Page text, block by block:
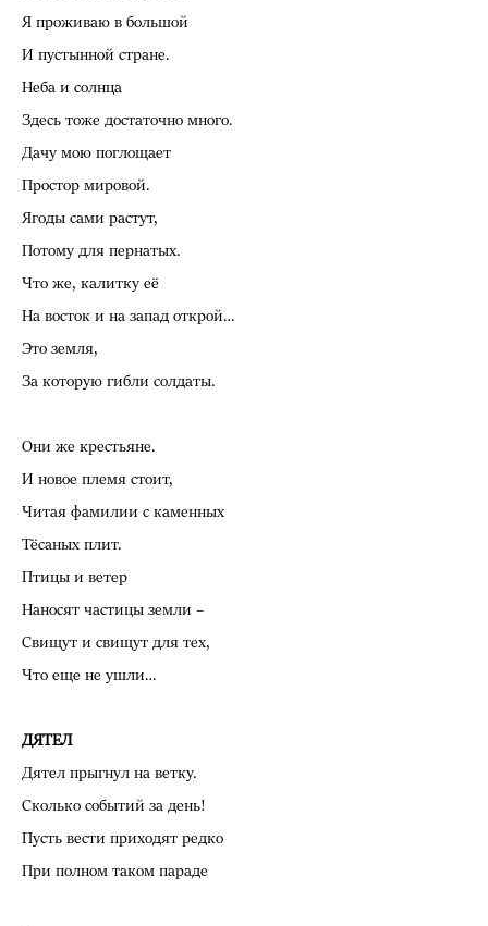
Я проживаю в большой
И пустынной стране.
Неба и солнца
Здесь тоже достаточно много.
Дачу мою поглощает
Простор мировой.
Ягоды сами растут,
Потому для пернатых.
Что же, калитку её
На восток и на запад открой…
Это земля,
За которую гибли солдаты.
Они же крестьяне.
И новое племя стоит,
Читая фамилии с каменных
Тёсаных плит.
Птицы и ветер
Наносят частицы земли –
Свищут и свищут для тех,
Что еще не ушли…
ДЯТЕЛ
Дятел прыгнул на ветку.
Сколько событий за день!
Пусть вести приходят редко
При полном таком параде